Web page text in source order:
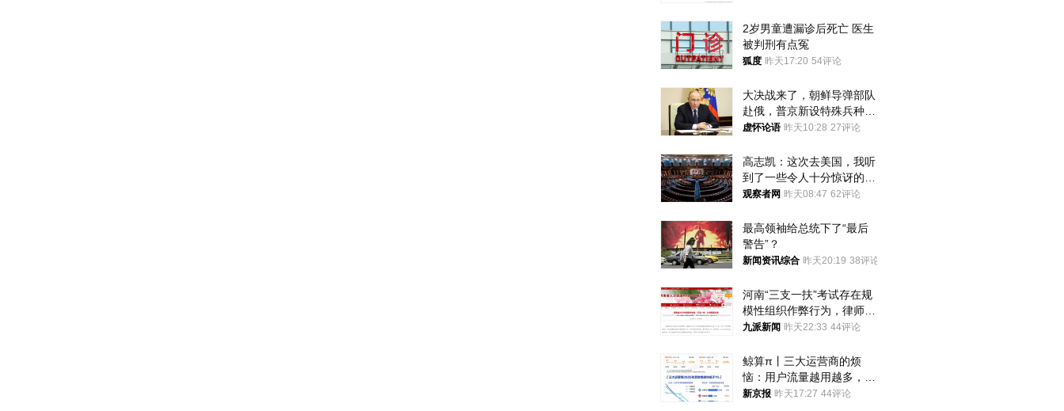
2岁男童遭漏诊后死亡 医生
被判刑有点冤
狐度 昨天17:20 54评论
大决战来了，朝鲜导弹部队
赴俄，普京新设特殊兵种，
76岁老将扛旗
虚怀论语 昨天10:28 27评论
高志凯：这次去美国，我听
到了一些令人十分惊讶的消
息
观察者网 昨天08:47 62评论
最高领袖给总统下了“最后
警告”？
新闻资讯综合 昨天20:19 38评论
河南“三支一扶”考试存在规
模性组织作弊行为，律师：
涉嫌非法获取国家秘密罪等
九派新闻 昨天22:33 44评论
鲸算π丨三大运营商的烦
恼：用户流量越用越多，收
入却越来越少
新京报 昨天17:27 44评论